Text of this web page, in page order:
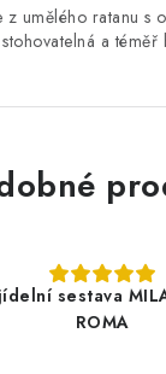
z umělého ratanu s
a téměř
sestava
ROMA